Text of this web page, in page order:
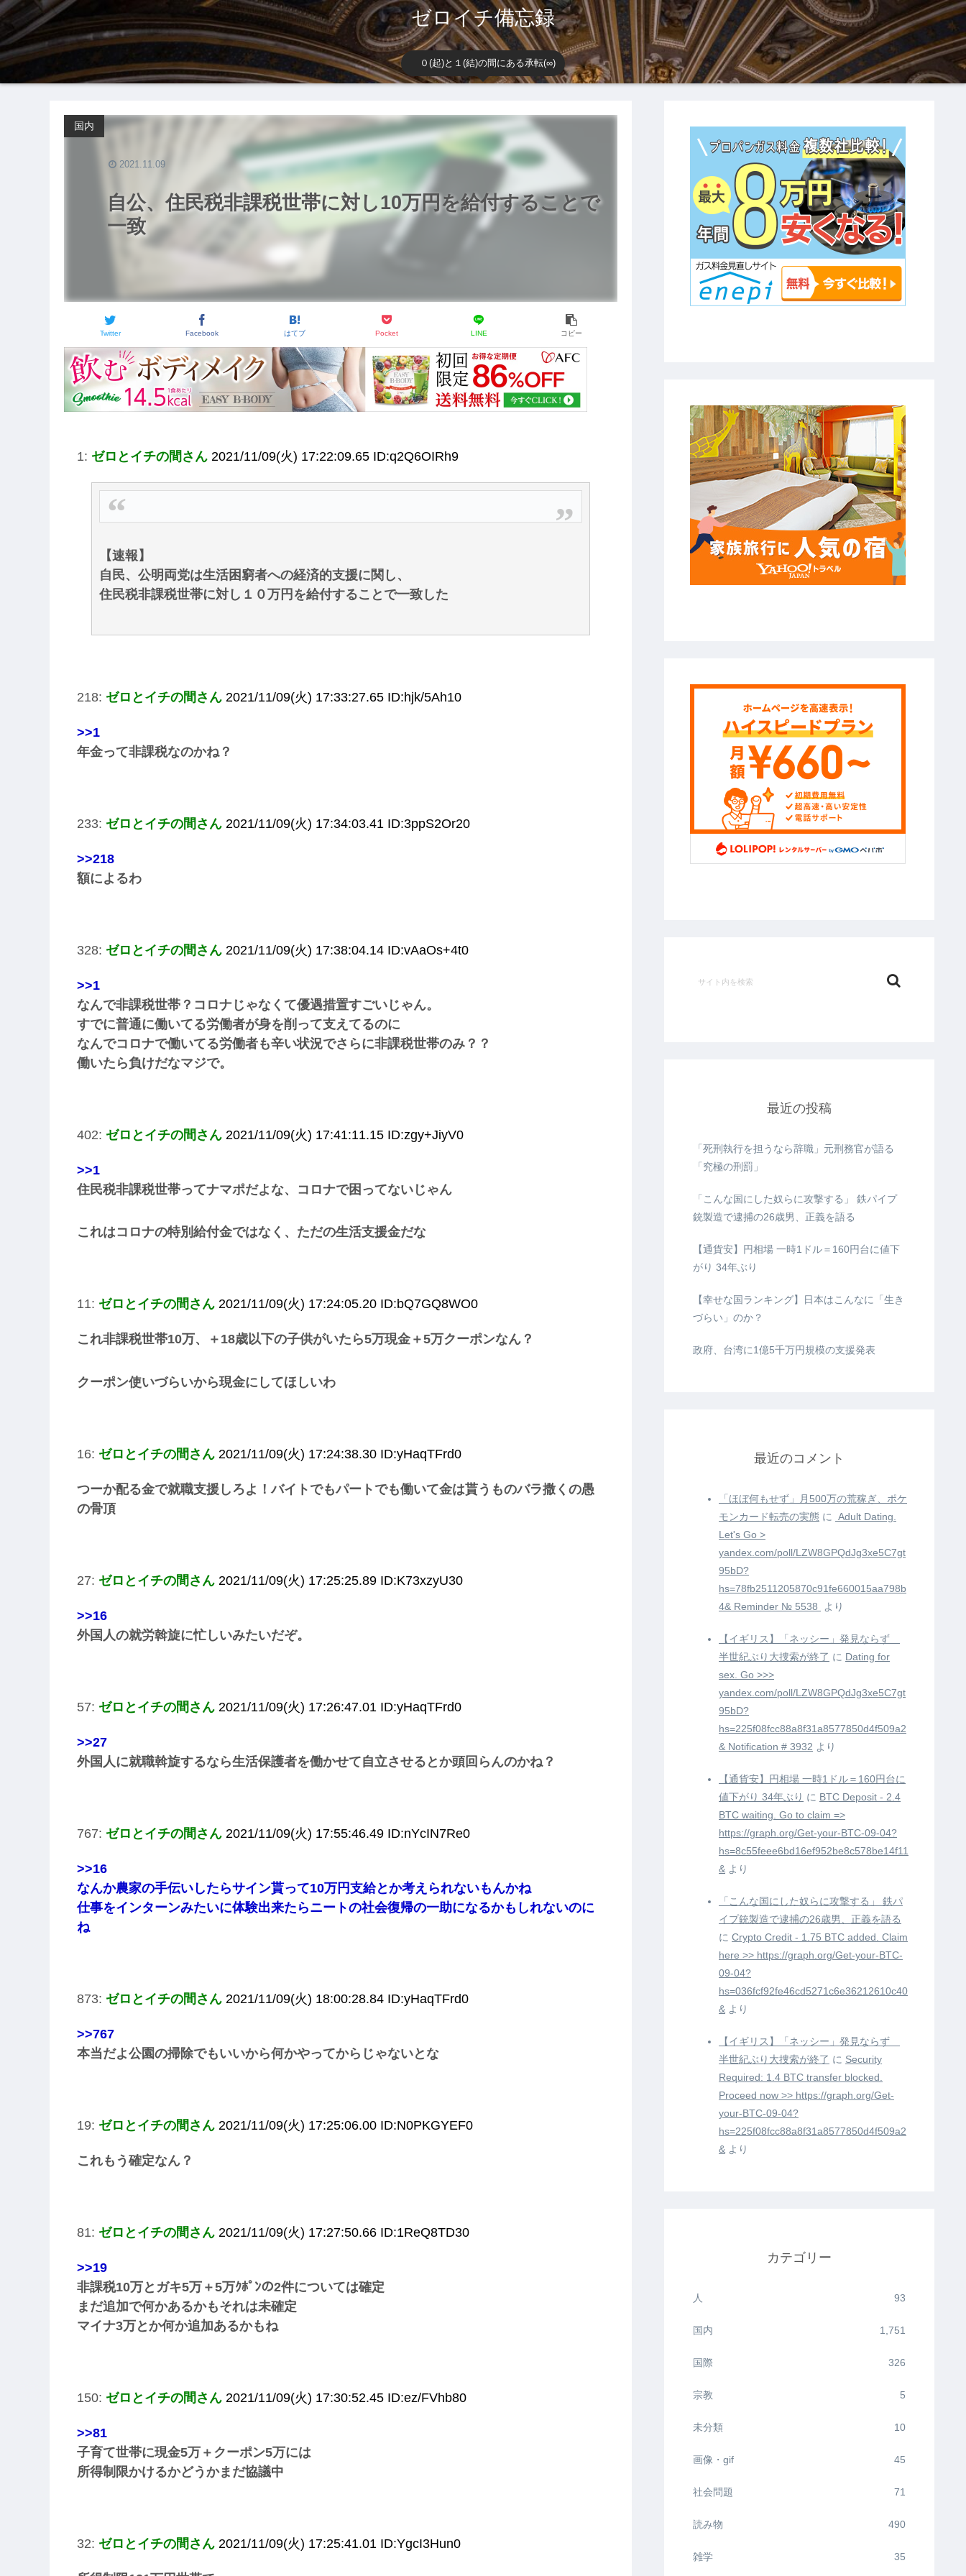
ゼロイチ備忘録
０(起)と１(結)の間にある承転(∞)
自公、住民税非課税世帯に対し10万円を給付することで
一致
国内
Twitter Facebook はてブ Pocket LINE コピー
2021.11.09
1: ゼロとイチの間さん 2021/11/09(火) 17:22:09.65 ID:q2Q6OIRh9
【速報】
自民、公明両党は生活困窮者への経済的支援に関し、
住民税非課税世帯に対し１０万円を給付することで一致した
218: ゼロとイチの間さん 2021/11/09(火) 17:33:27.65 ID:hjk/5Ah10
>>1
年金って非課税なのかね？
233: ゼロとイチの間さん 2021/11/09(火) 17:34:03.41 ID:3ppS2Or20
>>218
額によるわ
328: ゼロとイチの間さん 2021/11/09(火) 17:38:04.14 ID:vAaOs+4t0
>>1
なんで非課税世帯？コロナじゃなくて優遇措置すごいじゃん。
すでに普通に働いてる労働者が身を削って支えてるのに
なんでコロナで働いてる労働者も辛い状況でさらに非課税世帯のみ？？
働いたら負けだなマジで。
402: ゼロとイチの間さん 2021/11/09(火) 17:41:11.15 ID:zgy+JiyV0
>>1
住民税非課税世帯ってナマポだよな、コロナで困ってないじゃん
これはコロナの特別給付金ではなく、ただの生活支援金だな
11: ゼロとイチの間さん 2021/11/09(火) 17:24:05.20 ID:bQ7GQ8WO0
これ非課税世帯10万、＋18歳以下の子供がいたら5万現金＋5万クーポンなん？
クーポン使いづらいから現金にしてほしいわ
16: ゼロとイチの間さん 2021/11/09(火) 17:24:38.30 ID:yHaqTFrd0
つーか配る金で就職支援しろよ！バイトでもパートでも働いて金は貰うものバラ撒くの愚
の骨頂
27: ゼロとイチの間さん 2021/11/09(火) 17:25:25.89 ID:K73xzyU30
>>16
外国人の就労斡旋に忙しいみたいだぞ。
57: ゼロとイチの間さん 2021/11/09(火) 17:26:47.01 ID:yHaqTFrd0
>>27
外国人に就職斡旋するなら生活保護者を働かせて自立させるとか頭回らんのかね？
767: ゼロとイチの間さん 2021/11/09(火) 17:55:46.49 ID:nYcIN7Re0
>>16
なんか農家の手伝いしたらサイン貰って10万円支給とか考えられないもんかね
仕事をインターンみたいに体験出来たらニートの社会復帰の一助になるかもしれないのに
ね
873: ゼロとイチの間さん 2021/11/09(火) 18:00:28.84 ID:yHaqTFrd0
>>767
本当だよ公園の掃除でもいいから何かやってからじゃないとな
19: ゼロとイチの間さん 2021/11/09(火) 17:25:06.00 ID:N0PKGYEF0
これもう確定なん？
81: ゼロとイチの間さん 2021/11/09(火) 17:27:50.66 ID:1ReQ8TD30
>>19
非課税10万とガキ5万＋5万ｸﾎﾟﾝの2件については確定
まだ追加で何かあるかもそれは未確定
マイナ3万とか何か追加あるかもね
150: ゼロとイチの間さん 2021/11/09(火) 17:30:52.45 ID:ez/FVhb80
>>81
子育て世帯に現金5万＋クーポン5万には
所得制限かけるかどうかまだ協議中
32: ゼロとイチの間さん 2021/11/09(火) 17:25:41.01 ID:YgcI3Hun0
最近の投稿
「死刑執行を担うなら辞職」元刑務官が語る
「究極の刑罰」
「こんな国にした奴らに攻撃する」 鉄パイプ
銃製造で逮捕の26歳男、正義を語る
【通貨安】円相場 一時1ドル＝160円台に値下
がり 34年ぶり
【幸せな国ランキング】日本はこんなに「生き
づらい」のか？
政府、台湾に1億5千万円規模の支援発表
最近のコメント
「ほぼ何もせず」月500万の荒稼ぎ、ポケ
モンカード転売の実態 に
️ Adult Dating.
Let's Go >
yandex.com/poll/LZW8GPQdJg3xe5C7gt
95bD?
hs=78fb2511205870c91fe660015aa798b
4& Reminder № 5538 ️
より
【イギリス】「ネッシー」発見ならず
半世紀ぶり大捜索が終了 に Dating for
sex. Go >>>
yandex.com/poll/LZW8GPQdJg3xe5C7gt
95bD?
hs=225f08fcc88a8f31a8577850d4f509a2
& Notification # 3932 より
【通貨安】円相場 一時1ドル＝160円台に
値下がり 34年ぶり に BTC Deposit - 2.4
BTC waiting. Go to claim =>
https://graph.org/Get-your-BTC-09-04?
hs=8c55feee6bd16ef952be8c578be14f11
& より
「こんな国にした奴らに攻撃する」 鉄パ
イプ銃製造で逮捕の26歳男、正義を語る
に Crypto Credit - 1.75 BTC added. Claim
here >> https://graph.org/Get-your-BTC-
09-04?
hs=036fcf92fe46cd5271c6e36212610c40
& より
【イギリス】「ネッシー」発見ならず
半世紀ぶり大捜索が終了 に Security
Required: 1.4 BTC transfer blocked.
Proceed now >> https://graph.org/Get-
your-BTC-09-04?
hs=225f08fcc88a8f31a8577850d4f509a2
& より
カテゴリー
人 93
国内 1,751
国際 326
宗教 5
未分類 10
画像・gif 45
社会問題 71
読み物 490
雑学 35